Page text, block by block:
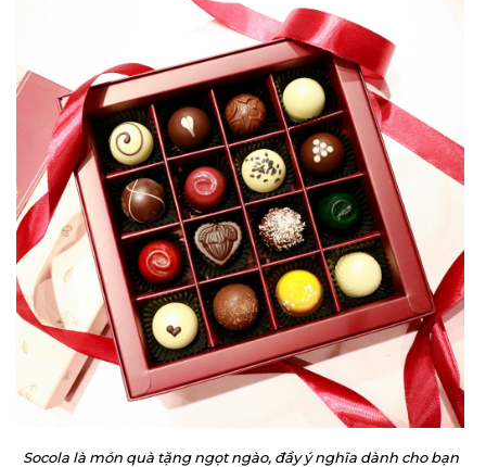
Socola là món quà tặng ngọt ngào, đầy ý nghĩa dành cho bạn